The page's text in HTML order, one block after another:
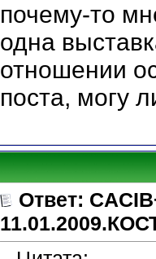
почему-то
одна
отношении
поста, могу
Ответ: